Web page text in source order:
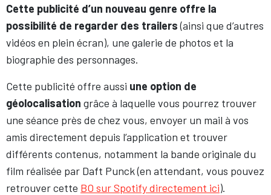
Cette publicité d’un nouveau genre offre la
possibilité de regarder des trailers(ainsi que d’autres
vidéos en plein écran), une galerie de photos et la
biographie des personnages.
Cette publicité offre aussi une option de
géolocalisation grâce à laquelle vous pourrez trouver
une séance près de chez vous, envoyer un mail à vos
amis directement depuis l’application et trouver
différents contenus, notamment la bande originale du
film réalisée par Daft Punck (en attendant, vous pouvez
retrouver cette BO sur Spotify directement ici).